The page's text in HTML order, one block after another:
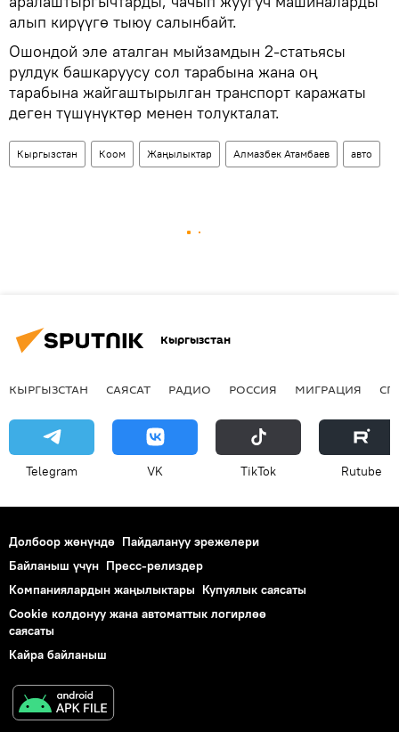
алып кирүүгө тыюу салынбайт.
Ошондой эле аталган мыйзамдын 2-статьясы
рулдук башкаруусу сол тарабына жана оң
тарабына жайгаштырылган транспорт каражаты
деген түшүнүктөр менен толукталат.
Кыргызстан Коом Жаңылыктар Алмазбек Атамбаев авто
Кыргызстан
КЫРГЫЗСТАН САЯСАТ РАДИО РОССИЯ МИГРАЦИЯ
Telegram VK ТikТоk Rutube
Долбоор жөнүндө Пайдалануу эрежелери
Байланыш үчүн Пресс-релиздер
Компаниялардын жаңылыктары Купуялык саясаты
Cookie колдонуу жана автоматтык логирлөө
саясаты
Кайра байланыш